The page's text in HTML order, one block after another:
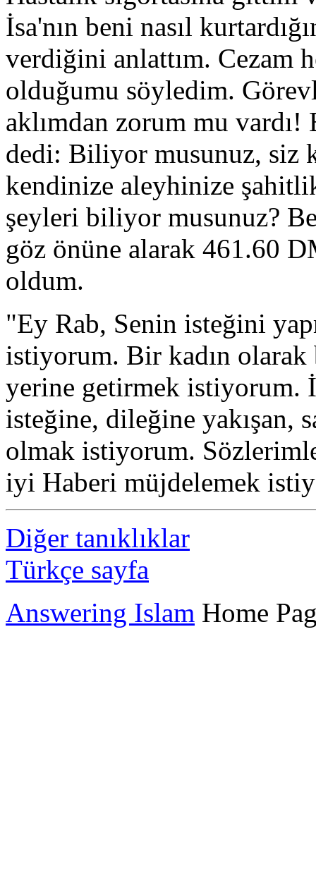
İsa'nın beni nasıl
verdiğini anlattım. Cezam
olduğumu söyledim.
aklımdan zorum mu vardı!
dedi: Biliyor musunuz, siz
kendinize aleyhinize
şeyleri biliyor musunuz?
göz önüne alarak 461.60
oldum.
"Ey Rab, Senin isteğini
istiyorum. Bir kadın
yerine getirmek istiyorum.
isteğine, dileğine yakışan,
olmak istiyorum.
iyi Haberi müjdelemek
Diğer tanıklıklar
Türkçe sayfa
Answering Islam Home